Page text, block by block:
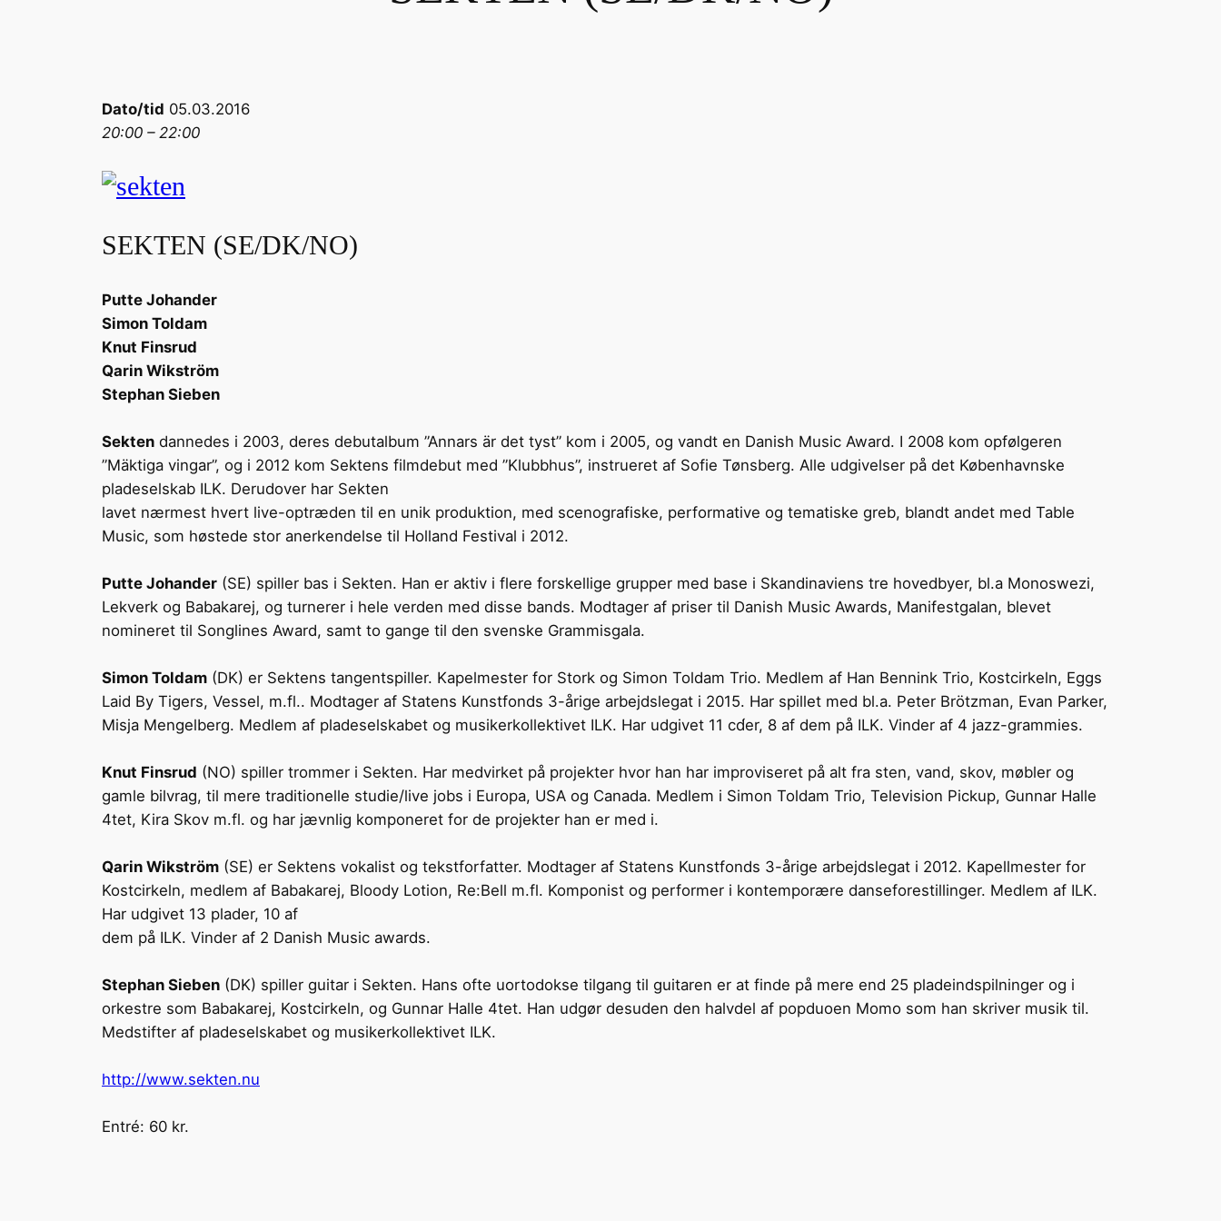
Dato/tid 05.03.2016
20:00 – 22:00
SEKTEN (SE/DK/NO)
Putte Johander
Simon Toldam
Knut Finsrud
Qarin Wikström
Stephan Sieben
Sekten dannedes i 2003, deres debutalbum ”Annars är det tyst” kom i 2005, og vandt en Danish Music Award. I 2008 kom opfølgeren
”Mäktiga vingar”, og i 2012 kom Sektens filmdebut med ”Klubbhus”, instrueret af Sofie Tønsberg. Alle udgivelser på det Københavnske
pladeselskab ILK. Derudover har Sekten
lavet nærmest hvert live-optræden til en unik produktion, med scenografiske, performative og tematiske greb, blandt andet med Table
Music, som høstede stor anerkendelse til Holland Festival i 2012.
Putte Johander (SE) spiller bas i Sekten. Han er aktiv i flere forskellige grupper med base i Skandinaviens tre hovedbyer, bl.a Monoswezi,
Lekverk og Babakarej, og turnerer i hele verden med disse bands. Modtager af priser til Danish Music Awards, Manifestgalan, blevet
nomineret til Songlines Award, samt to gange til den svenske Grammisgala.
Simon Toldam (DK) er Sektens tangentspiller. Kapelmester for Stork og Simon Toldam Trio. Medlem af Han Bennink Trio, Kostcirkeln, Eggs
Laid By Tigers, Vessel, m.fl.. Modtager af Statens Kunstfonds 3-årige arbejdslegat i 2015. Har spillet med bl.a. Peter Brötzman, Evan Parker,
Misja Mengelberg. Medlem af pladeselskabet og musikerkollektivet ILK. Har udgivet 11 cd́er, 8 af dem på ILK. Vinder af 4 jazz-grammies.
Knut Finsrud (NO) spiller trommer i Sekten. Har medvirket på projekter hvor han har improviseret på alt fra sten, vand, skov, møbler og
gamle bilvrag, til mere traditionelle studie/live jobs i Europa, USA og Canada. Medlem i Simon Toldam Trio, Television Pickup, Gunnar Halle
4tet, Kira Skov m.fl. og har jævnlig komponeret for de projekter han er med i.
Qarin Wikström (SE) er Sektens vokalist og tekstforfatter. Modtager af Statens Kunstfonds 3-årige arbejdslegat i 2012. Kapellmester for
Kostcirkeln, medlem af Babakarej, Bloody Lotion, Re:Bell m.fl. Komponist og performer i kontemporære danseforestillinger. Medlem af ILK.
Har udgivet 13 plader, 10 af
dem på ILK. Vinder af 2 Danish Music awards.
Stephan Sieben (DK) spiller guitar i Sekten. Hans ofte uortodokse tilgang til guitaren er at finde på mere end 25 pladeindspilninger og i
orkestre som Babakarej, Kostcirkeln, og Gunnar Halle 4tet. Han udgør desuden den halvdel af popduoen Momo som han skriver musik til.
Medstifter af pladeselskabet og musikerkollektivet ILK.
http://www.sekten.nu
Entré: 60 kr.